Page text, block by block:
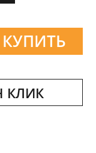
КУПИТЬ
КЛИК